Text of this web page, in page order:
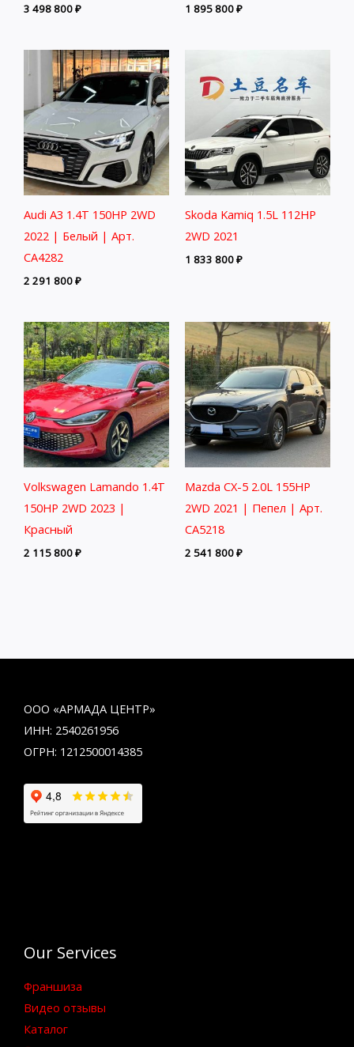
3 498 800₽ 1 895 800₽
Audi A3 1.4T 150HP 2WD
2022 | Белый | Арт.
CA4282
2 291 800₽
Skoda Kamiq 1.5L 112HP
2WD 2021
1 833 800₽
Volkswagen Lamando 1.4T
150HP 2WD 2023 |
Красный
2 115 800₽
Mazda CX-5 2.0L 155HP
2WD 2021 | Пепел | Арт.
CA5218
2 541 800₽
ООО «АРМАДА ЦЕНТР»
ИНН: 2540261956
ОГРН: 1212500014385
Our Services
Франшиза
Видео отзывы
Каталог